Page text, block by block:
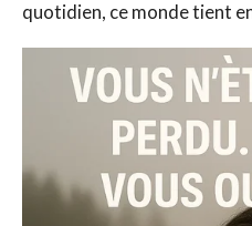
quotidien, ce monde tient